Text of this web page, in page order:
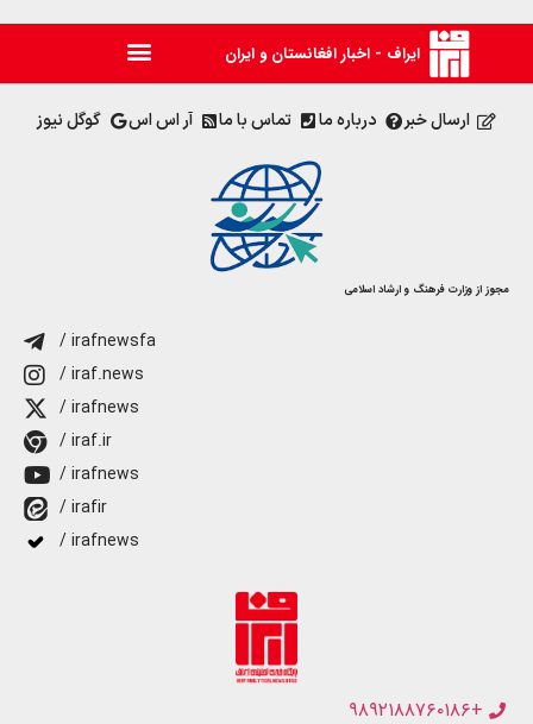
ایراف - اخبار افغانستان و ایران
ارسال خبر درباره ما تماس با ما آر اس اس گوگل نیوز
مجوز از وزارت فرهنگ و ارشاد اسلامی
/ irafnewsfa
/ iraf.news
/ irafnews
/ iraf.ir
/ irafnews
/ irafir
/ irafnews
+۹۸۹۲۱۸۸۷۶۰۱۸۶